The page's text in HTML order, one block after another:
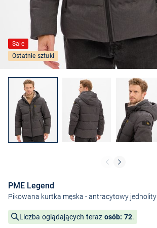
Sale
Ostatnie sztuki
PME Legend
Pikowana kurtka męska - antracytowy jednolity
Liczba oglądających teraz osób: 72.